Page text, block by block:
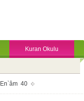
Kuran Okulu
En`âm 40